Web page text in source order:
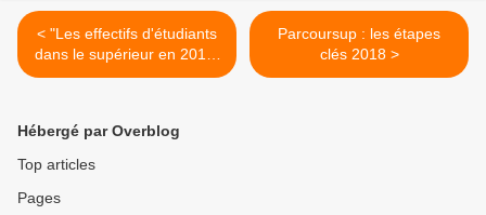
< "Les effectifs d'étudiants
dans le supérieur en 2016-
2017 en forte progression"
Parcoursup : les étapes
clés 2018 >
Hébergé par Overblog
Top articles
Pages